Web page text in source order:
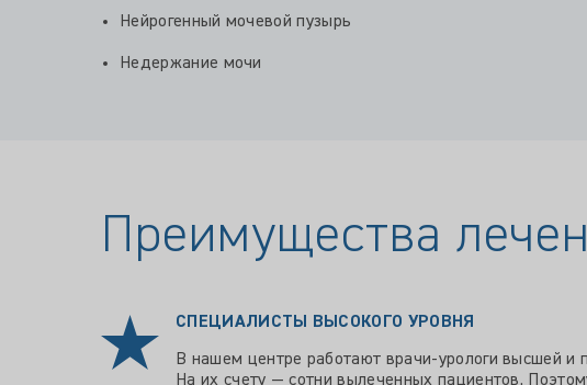
Нейрогенный мочевой пузырь
Недержание мочи
Преимущества
СПЕЦИАЛИСТЫ ВЫСОКОГО УРОВНЯ
В нашем центре работают врачи-урологи высшей и
На их счету — сотни вылеченных пациентов.